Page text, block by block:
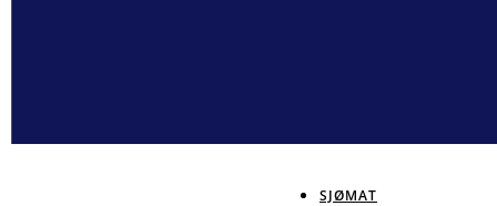
SJØMAT